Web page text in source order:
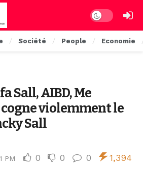
Dark mode
Société People Economie
Sall, AIBD, Me
violemment le
Sall
PM 0 0 0 1,394